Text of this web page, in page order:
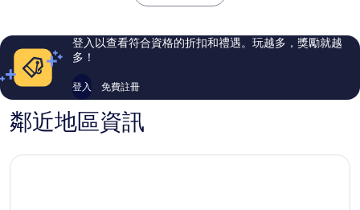
評
論
評
論
登入以查看符合資格的折扣和禮遇。玩越多，獎勵就越
多！
登入 免費註冊
鄰近地區資訊